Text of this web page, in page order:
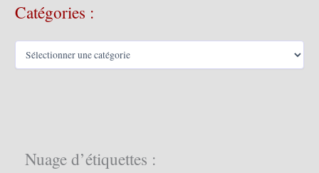
e
Catégories :
Nuage d’étiquettes :